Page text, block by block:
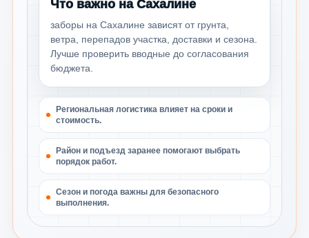
Что важно на Сахалине
заборы на Сахалине зависят от грунта,
ветра, перепадов участка, доставки и сезона.
Лучше проверить вводные до согласования
бюджета.
Региональная логистика влияет на сроки и
стоимость.
Район и подъезд заранее помогают выбрать
порядок работ.
Сезон и погода важны для безопасного
выполнения.